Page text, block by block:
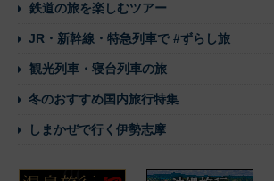
鉄道の旅を楽しむツアー
JR・新幹線・特急列車で #ずらし旅
観光列車・寝台列車の旅
冬のおすすめ国内旅行特集
しまかぜで行く伊勢志摩